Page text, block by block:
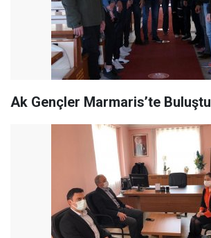
Ak Gençler Marmaris’te Buluştu